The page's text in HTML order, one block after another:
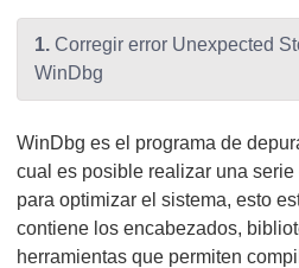
1. Corregir error Unexpected
WinDbg
WinDbg es el programa de
cual es posible realizar una
para optimizar el sistema, esto
contiene los encabezados,
herramientas que permiten